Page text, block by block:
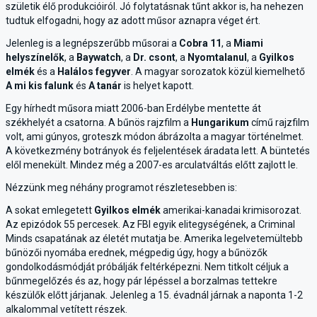
születik élő produkcióiról. Jó folytatásnak tűnt akkor is, ha nehezen
tudtuk elfogadni, hogy az adott műsor aznapra véget ért.
Jelenleg is a legnépszerűbb műsorai a Cobra 11, a Miami
helyszínelők, a Baywatch, a Dr. csont, a Nyomtalanul , a Gyilkos
elmékés a Halálos fegyver . A magyar sorozatok közül kiemelhető
A mi kis falunkés A tanár is helyet kapott.
Egy hírhedt műsora miatt 2006-ban Erdélybe mentette át
székhelyét a csatorna. A bűnös rajzfilm a Hungarikum című rajzfilm
volt, ami gúnyos, groteszk módon ábrázolta a magyar történelmet.
A következmény botrányok és feljelentések áradata lett. A büntetés
elől menekült. Mindez még a 2007-es arculatváltás előtt zajlott le.
Nézzünk meg néhány programot részletesebben is:
A sokat emlegetett Gyilkos elmékamerikai-kanadai krimisorozat.
Az epizódok 55 percesek. Az FBI egyik elitegységének, a Criminal
Minds csapatának az életét mutatja be. Amerika legelvetemültebb
bűnözői nyomába erednek, mégpedig úgy, hogy a bűnözők
gondolkodásmódját próbálják feltérképezni. Nem titkolt céljuk a
bűnmegelőzés és az, hogy pár lépéssel a borzalmas tettekre
készülők előtt járjanak. Jelenleg a 15. évadnál járnak a naponta 1-2
alkalommal vetített részek.